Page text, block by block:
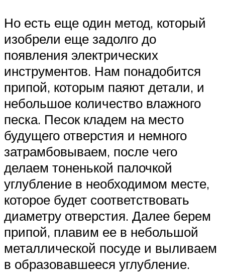
Но есть еще один метод, который
изобрели еще задолго до
появления электрических
инструментов. Нам понадобится
припой, которым паяют детали, и
небольшое количество влажного
песка. Песок кладем на место
будущего отверстия и немного
затрамбовываем, после чего
делаем тоненькой палочкой
углубление в необходимом месте,
которое будет соответствовать
диаметру отверстия. Далее берем
припой, плавим ее в небольшой
металлической посуде и выливаем
в образовавшееся углубление.